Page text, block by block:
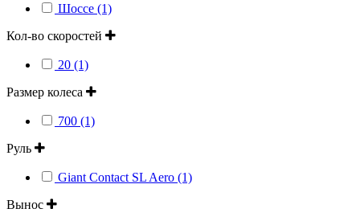
Шоссе (1)
Кол-во скоростей
20 (1)
Размер колеса
700 (1)
Руль
Giant Contact SL Aero (1)
Вынос